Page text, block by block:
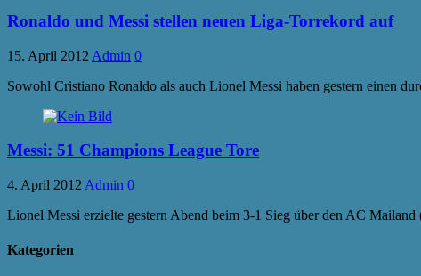
Ronaldo und Messi stellen neuen Liga-Torrekord auf
15. April 2012 Admin 0
Sowohl Cristiano Ronaldo als auch Lionel Messi haben gestern einen
Messi: 51 Champions League Tore
4. April 2012 Admin 0
Lionel Messi erzielte gestern Abend beim 3-1 Sieg über den AC
Kategorien